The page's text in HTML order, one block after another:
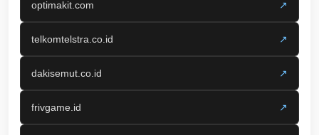
optimakit.com ↗
telkomtelstra.co.id ↗
dakisemut.co.id ↗
frivgame.id ↗